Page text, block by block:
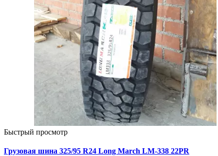
Быстрый просмотр
Грузовая шина 325/95 R24 Long March LM-338 22PR